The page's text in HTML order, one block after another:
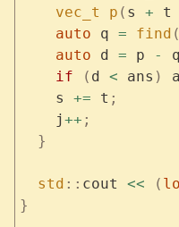
    vec_t
p ( s + t
    auto
q = find (
    auto
d = p - q
    if
( d < ans )
    s
+= t ;
    j
++ ;
  }
  std
:: cout << (
}